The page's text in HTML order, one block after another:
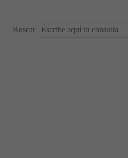
Buscar